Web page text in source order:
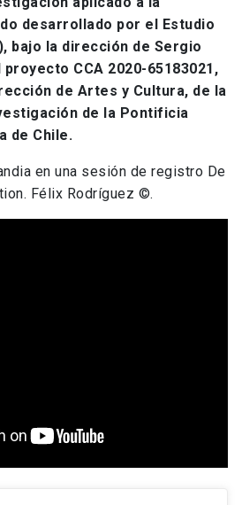
desarrollado por el Estudio
bajo la dirección de Sergio
CCA 2020-65183021,
de Artes y Cultura, de la
de la Pontificia
de Chile.
en una sesión de registro De
Félix Rodríguez ©.